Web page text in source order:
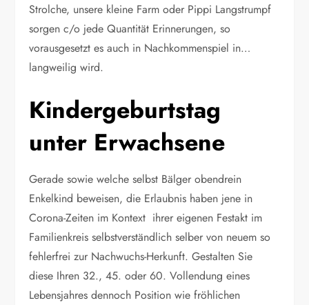
Strolche, unsere kleine Farm oder Pippi Langstrumpf
sorgen c/o jede Quantität Erinnerungen, so
vorausgesetzt es auch in Nachkommenspiel in…
langweilig wird.
Kindergeburtstag
unter Erwachsene
Gerade sowie welche selbst Bälger obendrein
Enkelkind beweisen, die Erlaubnis haben jene in
Corona-Zeiten im Kontext ihrer eigenen Festakt im
Familienkreis selbstverständlich selber von neuem so
fehlerfrei zur Nachwuchs-Herkunft. Gestalten Sie
diese Ihren 32., 45. oder 60. Vollendung eines
Lebensjahres dennoch Position wie fröhlichen